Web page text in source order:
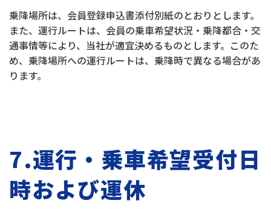
乗降場所は、会員登録申込書添付別紙のとおりとします。
また、運行ルートは、会員の乗車希望状況・乗降都合・交
通事情等により、当社が適宜決めるものとします。このた
め、乗降場所への運行ルートは、乗降時で異なる場合があ
ります。
7.運行・乗車希望受付日
時および運休